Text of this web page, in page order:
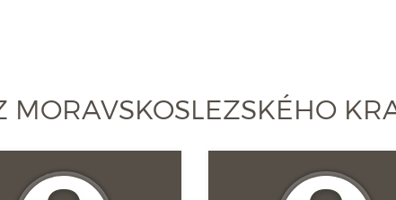
MORAVSKOSLEZSKÉHO